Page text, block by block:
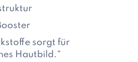
sorgt für
Hautbild.“